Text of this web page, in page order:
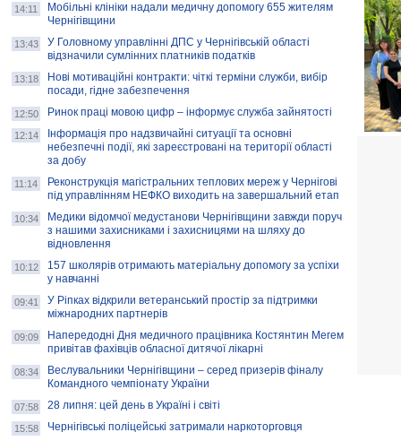
14:11
Мобільні клініки надали медичну допомогу 655 жителям
Чернігівщини
13:43
У Головному управлінні ДПС у Чернігівській області
відзначили сумлінних платників податків
13:18
Нові мотиваційні контракти: чіткі терміни служби, вибір
посади, гідне забезпечення
12:50 Ринок праці мовою цифр – інформує служба зайнятості
12:14
Інформація про надзвичайні ситуації та основні
небезпечні події, які зареєстровані на території області
за добу
11:14
Реконструкція магістральних теплових мереж у Чернігові
під управлінням НЕФКО виходить на завершальний етап
10:34
Медики відомчої медустанови Чернігівщини завжди поруч
з нашими захисниками і захисницями на шляху до
відновлення
10:12
157 школярів отримають матеріальну допомогу за успіхи
у навчанні
09:41
У Ріпках відкрили ветеранський простір за підтримки
міжнародних партнерів
09:09
Напередодні Дня медичного працівника Костянтин Мегем
привітав фахівців обласної дитячої лікарні
08:34
Веслувальники Чернігівщини – серед призерів фіналу
Командного чемпіонату України
07:58 28 липня: цей день в Україні і світі
15:58 Чернігівські поліцейські затримали наркоторговця